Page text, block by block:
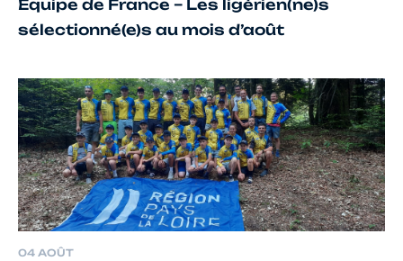
Équipe de France – Les ligérien(ne)s
sélectionné(e)s au mois d’août
04 AOÛT